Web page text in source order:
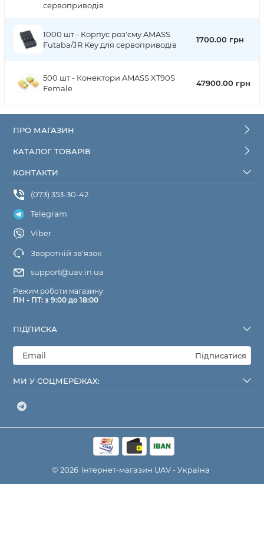
сервоприводів
1000 шт - Корпус роз'єму AMASS
Futaba/JR Key для сервоприводів
1700.00 грн
500 шт - Конектори AMASS XT90S
Female
47900.00 грн
ПРО МАГАЗИН
КАТАЛОГ ТОВАРІВ
КОНТАКТИ
(073) 353-30-42
Telegram
Viber
Зворотній зв'язок
support@uav.in.ua
Режим роботи магазину:
ПН - ПТ: з 9:00 до 18:00
ПІДПИСКА
Підписатися
МИ У СОЦМЕРЕЖАХ:
© 2026 Інтернет-магазин UAV - Україна